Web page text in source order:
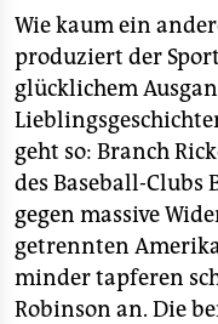
verlag
veranstaltungen
shop
fragen & hilfe
unterstützen
abo
genossenschaft
Wie kaum ein
produziert der
glücklichem
geht so: Branch
des Baseball-Clubs
gegen massive
getrennten
minder tapferen
Robinson an. Die